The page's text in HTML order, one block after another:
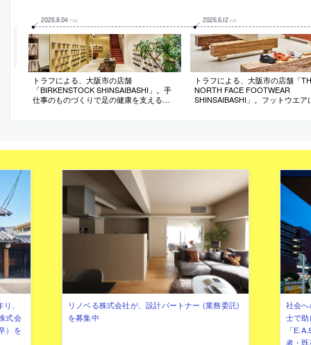
2026.8.04 TUE
トラフによる、大阪市の店舗
「BIRKENSTOCK SHINSAIBASHI」。手
仕事のものづくりで足の健康を支えるブ
現を求め、“地面・素材・奥行のある風
構築
2026.6.12 FRI
トラフによる、大阪市の店舗「
NORTH FACE FOOTWEAR
SHINSAIBASHI」。フットウエア
ケール”に引寄せる為、石と木の
で空間に広がりも生み出す
、
式会
）を
リノベる株式会社が、設計パートナー (業務委託)
を募集中
社会
士で
「
者・